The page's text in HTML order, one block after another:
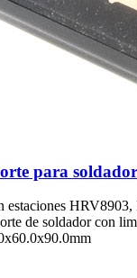
para
estaciones
de soldador con